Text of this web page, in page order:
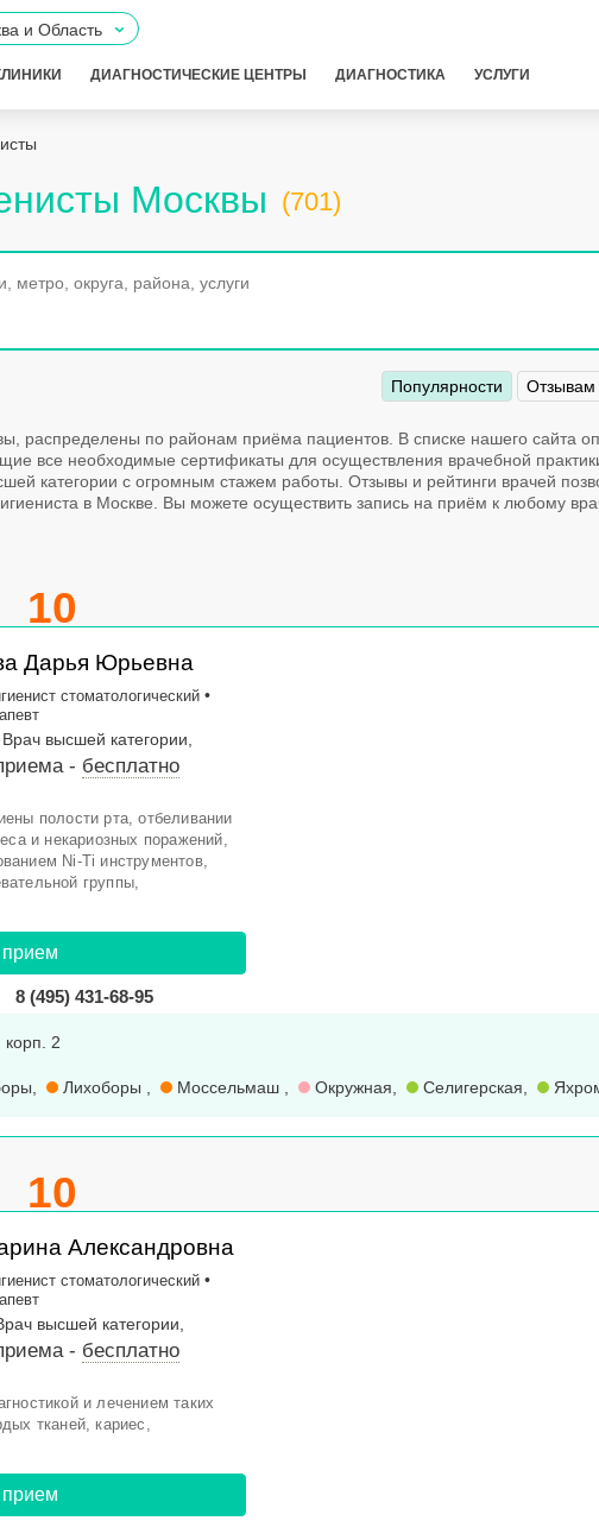
и Область
ДИАГНОСТИЧЕСКИЕ ЦЕНТРЫ ДИАГНОСТИКА УСЛУГИ
Москвы (701)
Популярности Отзывам
распределены по районам приёма пациентов. В списке нашего сайта
все необходимые сертификаты для осуществления врачебной
категории с огромным стажем работы. Отзывы и рейтинги врачей
в Москве. Вы можете осуществить запись на приём к любому
10
Дарья Юрьевна
стоматологический •
высшей категории,
- бесплатно
полости рта, отбеливании
и некариозных поражений,
Ni-Ti инструментов,
группы,
8 (495) 431-68-95
корп. 2
Лихоборы Моссельмаш Окружная Селигерская
10
Александровна
стоматологический •
высшей категории,
- бесплатно
и лечением таких
тканей, кариес,